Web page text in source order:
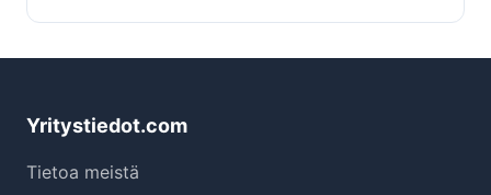
Yritystiedot.com
Tietoa meistä